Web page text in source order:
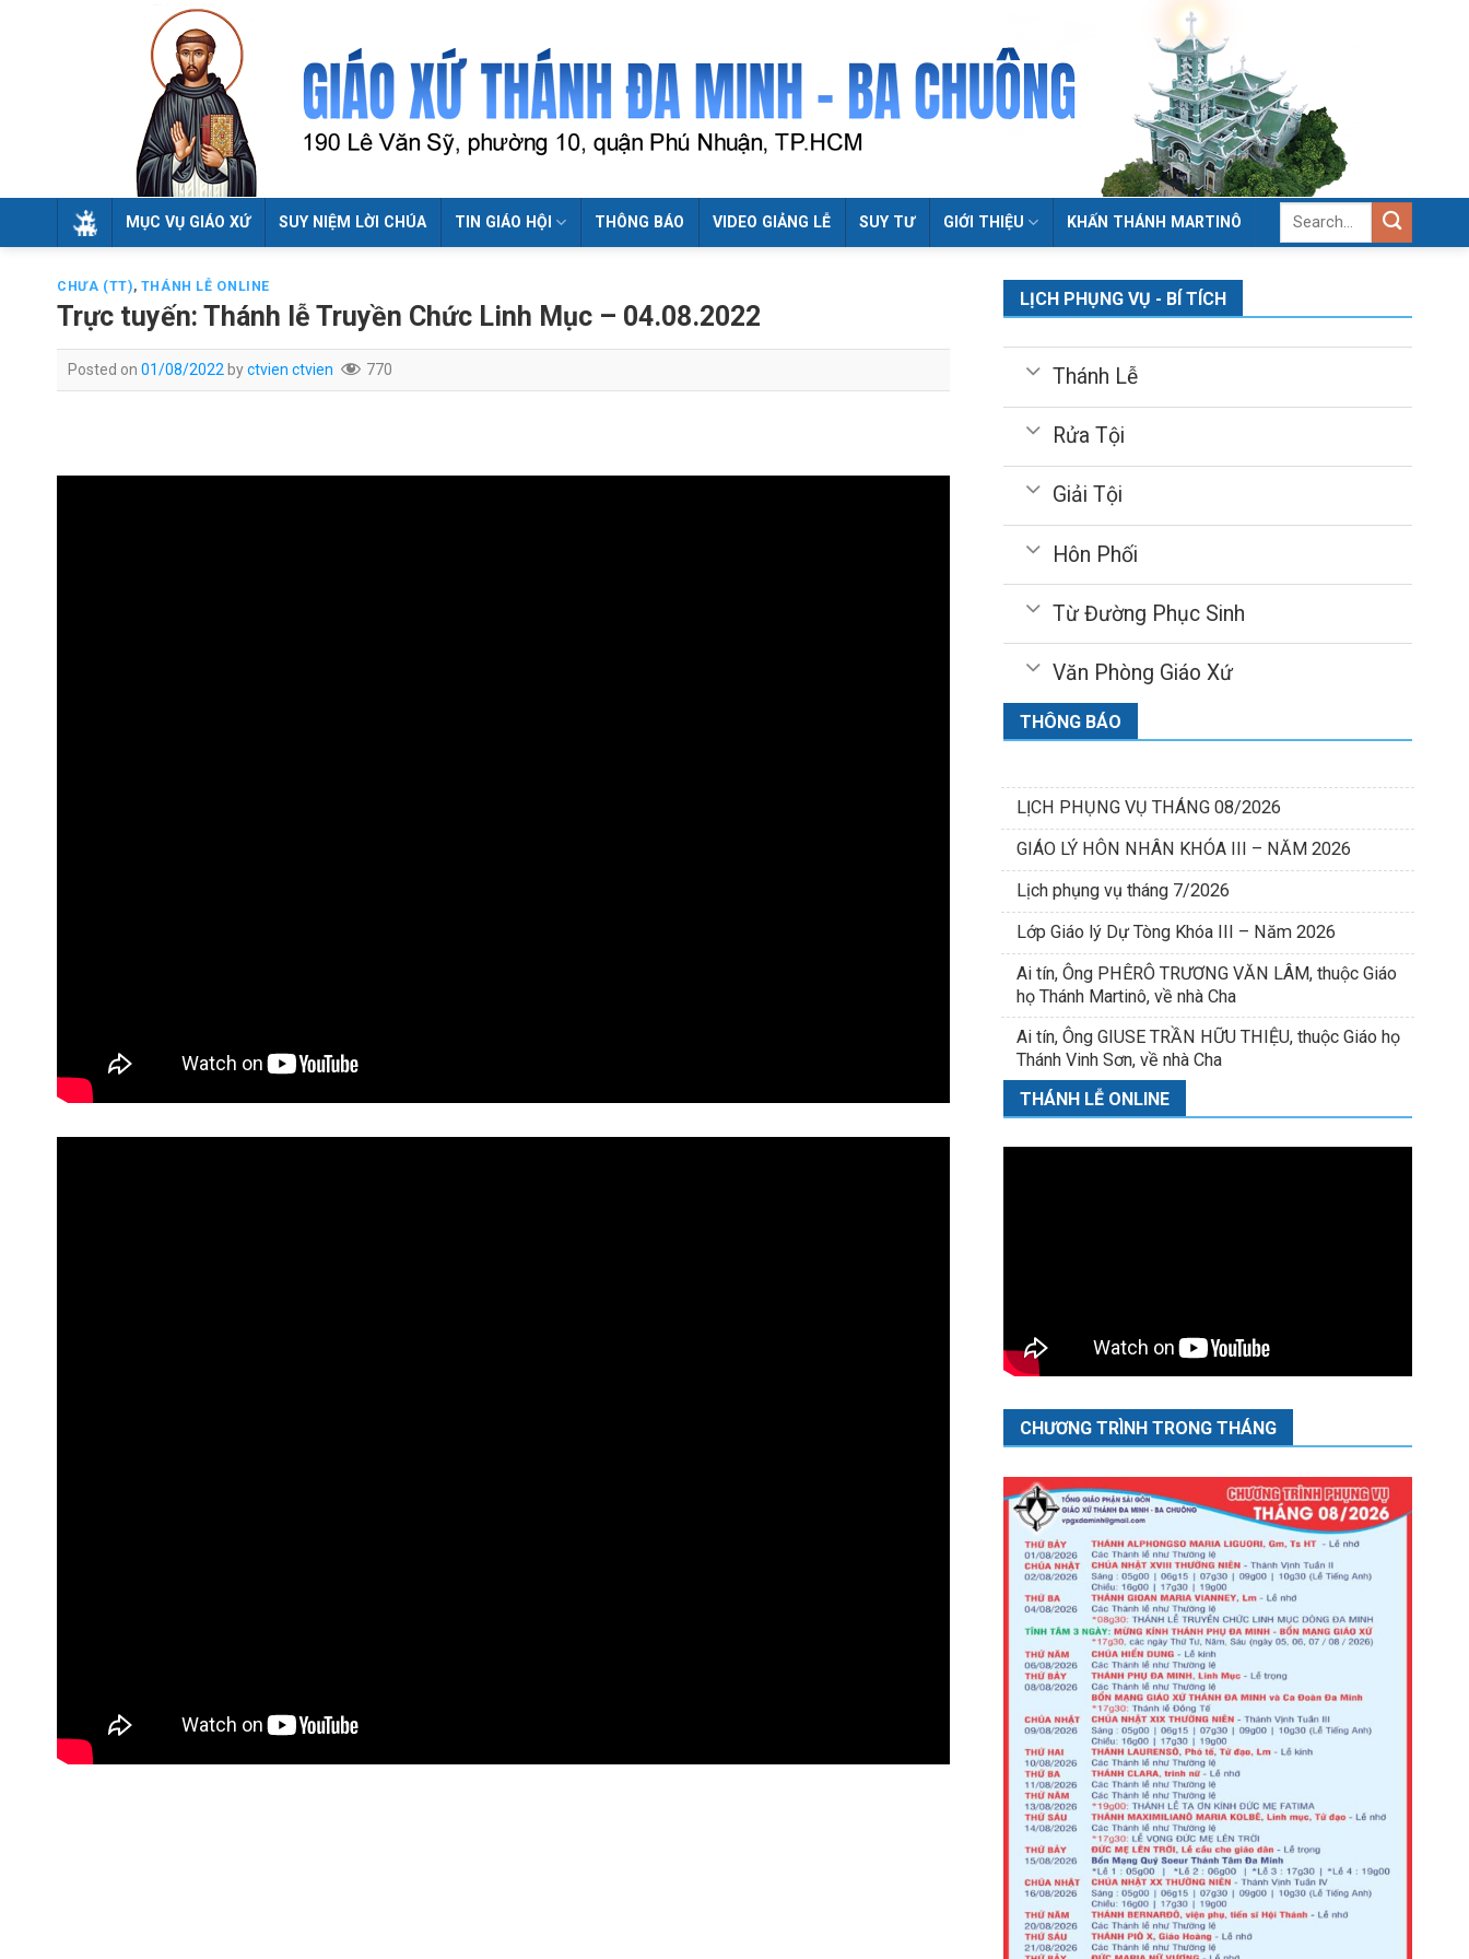
MỤC VỤ GIÁO XỨ SUY NIỆM LỜI CHÚA TIN GIÁO HỘI THÔNG BÁO VIDEO GIẢNG LỄ SUY TƯ GIỚI THIỆU KHẤN THÁNH MARTINÔ
CHƯA (TT), THÁNH LỄ ONLINE
Trực tuyến: Thánh lễ Truyền Chức Linh Mục – 04.08.2022
Posted on 01/08/2022 byctvien ctvien 770
LỊCH PHỤNG VỤ - BÍ TÍCH
Thánh Lễ
Rửa Tội
Giải Tội
Hôn Phối
Từ Đường Phục Sinh
Văn Phòng Giáo Xứ
THÔNG BÁO
LỊCH PHỤNG VỤ THÁNG 08/2026
GIÁO LÝ HÔN NHÂN KHÓA III – NĂM 2026
Lịch phụng vụ tháng 7/2026
Lớp Giáo lý Dự Tòng Khóa III – Năm 2026
Ai tín, Ông PHÊRÔ TRƯƠNG VĂN LÂM, thuộc Giáo
họ Thánh Martinô, về nhà Cha
Ai tín, Ông GIUSE TRẦN HỮU THIỆU, thuộc Giáo họ
Thánh Vinh Sơn, về nhà Cha
THÁNH LỄ ONLINE
CHƯƠNG TRÌNH TRONG THÁNG